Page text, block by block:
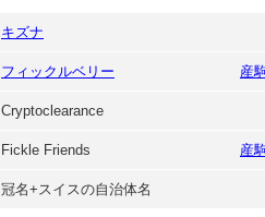
キズナ
フィックルベリー 産
Cryptoclearance
Fickle Friends 産
冠名+スイスの自治体名